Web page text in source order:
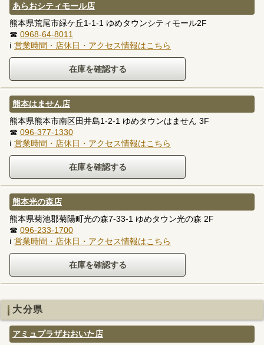
あらおシティモール店
熊本県荒尾市緑ケ丘1-1-1 ゆめタウンシティモール2F
☎ 0968-64-8011
ℹ 営業時間・店休日・アクセス情報はこちら
熊本はません店
熊本県熊本市南区田井島1-2-1 ゆめタウンはません 3F
☎ 096-377-1330
ℹ 営業時間・店休日・アクセス情報はこちら
熊本光の森店
熊本県菊池郡菊陽町光の森7-33-1 ゆめタウン光の森 2F
☎ 096-233-1700
ℹ 営業時間・店休日・アクセス情報はこちら
大分県
アミュプラザおおいた店